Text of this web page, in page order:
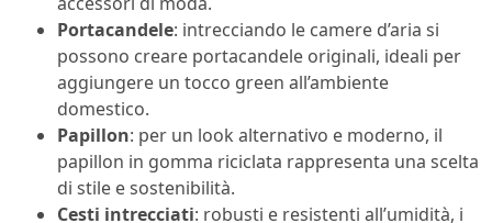
Portacandele: intrecciando le camere d’aria si
possono creare portacandele originali, ideali per
aggiungere un tocco green all’ambiente
domestico.
Papillon: per un look alternativo e moderno, il
papillon in gomma riciclata rappresenta una scelta
di stile e sostenibilità.
Cesti intrecciati: robusti e resistenti all’umidità, i